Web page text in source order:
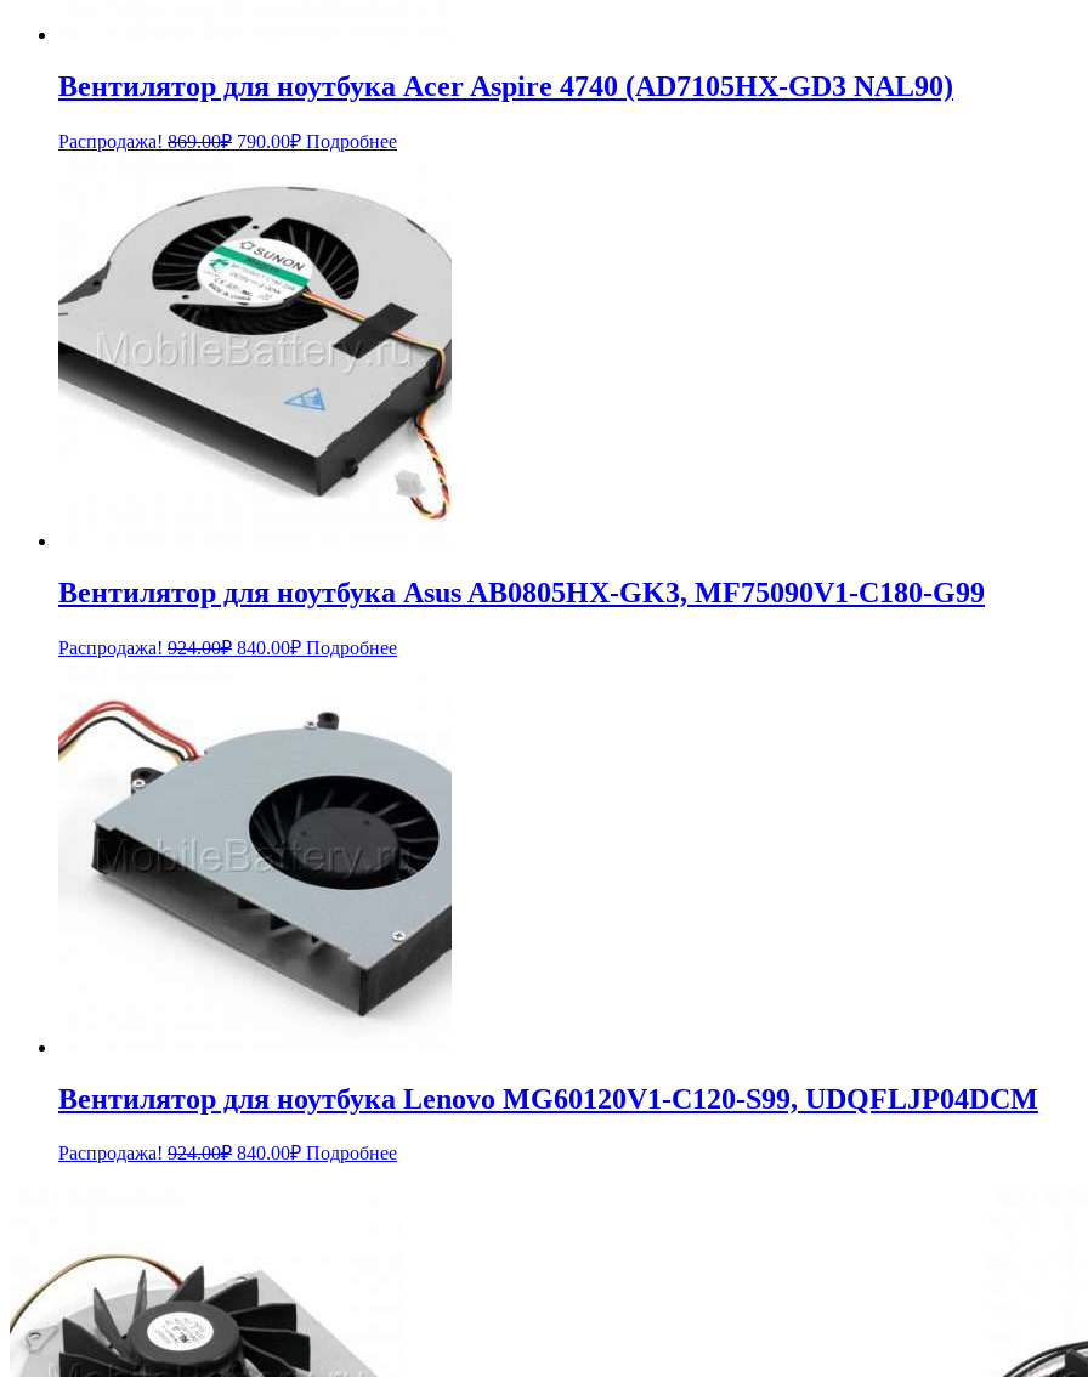
Вентилятор для ноутбука Acer Aspire 4740 (AD7105HX-GD3 NAL90)
Распродажа! 869.00₽ Первоначальная
составляла
790.00₽Текущая
цена:
790.00₽.
Подробнее
Вентилятор для ноутбука Asus AB0805HX-GK3, MF75090V1-C180-G99
Распродажа! 924.00₽ Первоначальная
840.00₽Текущая
цена:
Подробнее
Вентилятор для ноутбука Lenovo MG60120V1-C120-S99, UDQFLJP04DCM
Распродажа! 924.00₽ Первоначальная
840.00₽Текущая
Подробнее